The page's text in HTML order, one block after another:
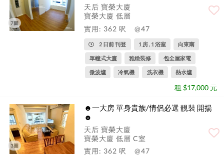
7圖
天后 寶榮大廈
寶榮大廈 低層
實用: 362 呎
@47
2 日前 刊登 1 房 , 1 浴室 向東南
單幢式大廈 雅緻裝修 包全屋家電
微波爐 冷氣機 洗衣機 熱水爐
租 $17,000 元
3圖
☻一大房 單身貴族/情侶必選 靚裝 開揚
☻
天后 寶榮大廈
寶榮大廈 低層 C室
實用: 362 呎
@47